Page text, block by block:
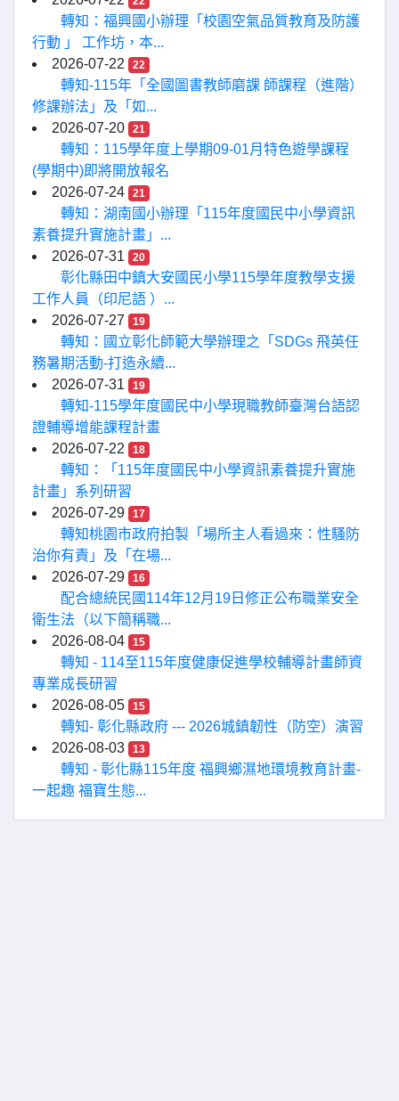
轉知：福興國小辦理「校園空氣品質教育及防護
行動 」 工作坊，本...
2026-07-22
22
轉知-115年「全國圖書教師磨課 師課程（進階）
修課辦法」及「如...
2026-07-20
21
轉知：115學年度上學期09-01月特色遊學課程
(學期中)即將開放報名
2026-07-24
21
轉知：湖南國小辦理「115年度國民中小學資訊
素養提升實施計畫」...
2026-07-31
20
彰化縣田中鎮大安國民小學115學年度教學支援
工作人員（印尼語 ）...
2026-07-27
19
轉知：國立彰化師範大學辦理之「SDGs 飛英任
務暑期活動-打造永續...
2026-07-31
19
轉知-115學年度國民中小學現職教師臺灣台語認
證輔導增能課程計畫
2026-07-22
18
轉知：「115年度國民中小學資訊素養提升實施
計畫」系列研習
2026-07-29
17
轉知桃園市政府拍製「場所主人看過來：性騷防
治你有責」及「在場...
2026-07-29
16
配合總統民國114年12月19日修正公布職業安全
衛生法（以下簡稱職...
2026-08-04
15
轉知 - 114至115年度健康促進學校輔導計畫師資
專業成長研習
2026-08-05
15
轉知- 彰化縣政府 --- 2026城鎮韌性（防空）演習
2026-08-03
13
轉知 - 彰化縣115年度 福興鄉濕地環境教育計畫-
一起趣 福寶生態...